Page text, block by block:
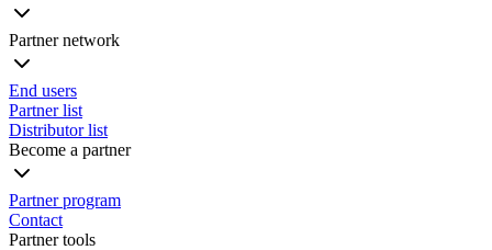
Partner network
End users
Partner list
Distributor list
Become a partner
Partner program
Contact
Partner tools